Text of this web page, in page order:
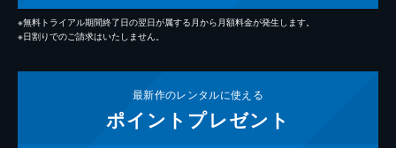
※無料トライアル期間終了日の翌日が属する月から月額料金が発生します。
※日割りでのご請求はいたしません。
最新作のレンタルに使える
ポイント プレゼント